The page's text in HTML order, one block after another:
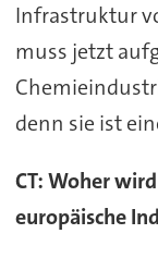
Infrastruktur
muss jetzt
denn sie ist
CT: Woher
europäische